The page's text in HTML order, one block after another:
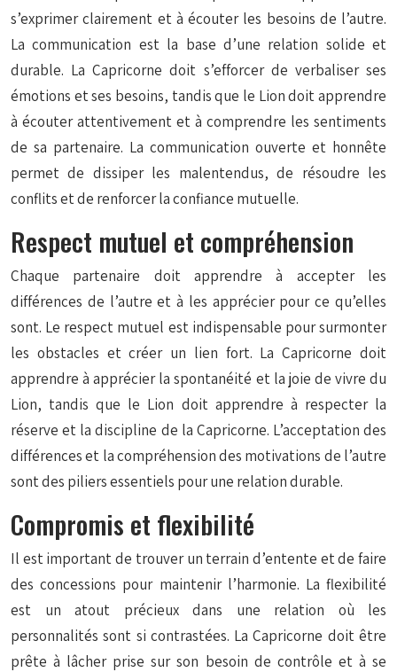
s’exprimer clairement et à écouter les besoins de l’autre.
La communication est la base d’une relation solide et
durable. La Capricorne doit s’efforcer de verbaliser ses
émotions et ses besoins, tandis que le Lion doit apprendre
à écouter attentivement et à comprendre les sentiments
de sa partenaire. La communication ouverte et honnête
permet de dissiper les malentendus, de résoudre les
conflits et de renforcer la confiance mutuelle.
Respect mutuel et compréhension
Chaque partenaire doit apprendre à accepter les
différences de l’autre et à les apprécier pour ce qu’elles
sont. Le respect mutuel est indispensable pour surmonter
les obstacles et créer un lien fort. La Capricorne doit
apprendre à apprécier la spontanéité et la joie de vivre du
Lion, tandis que le Lion doit apprendre à respecter la
réserve et la discipline de la Capricorne. L’acceptation des
différences et la compréhension des motivations de l’autre
sont des piliers essentiels pour une relation durable.
Compromis et flexibilité
Il est important de trouver un terrain d’entente et de faire
des concessions pour maintenir l’harmonie. La flexibilité
est un atout précieux dans une relation où les
personnalités sont si contrastées. La Capricorne doit être
prête à lâcher prise sur son besoin de contrôle et à se